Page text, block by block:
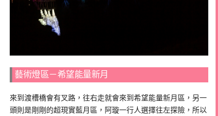
藝術燈區－希望能量新月
來到渡槽橋會有叉路，往右走就會來到希望能量新月區，另一
頭則是剛剛的超現實藍月區，阿璇一行人選擇往左探險，所以